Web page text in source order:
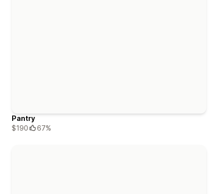
Pantry
$190
67%